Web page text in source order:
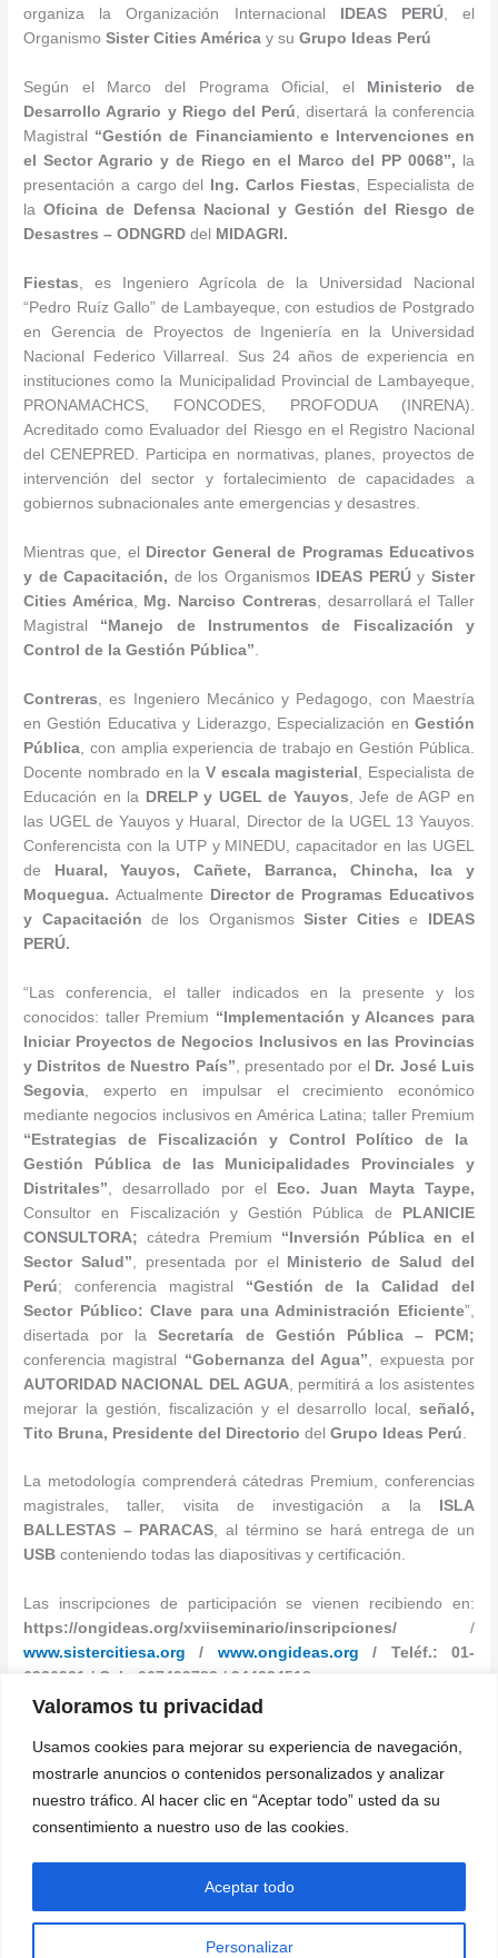
Valoramos tu privacidad
Usamos cookies para mejorar su experiencia de navegación,
mostrarle anuncios o contenidos personalizados y analizar
nuestro tráfico. Al hacer clic en “Aceptar todo” usted da su
consentimiento a nuestro uso de las cookies.
Personalizar
Aceptar todo
organiza la Organización Internacional
IDEAS PERÚ, el
OrganismoSister Cities América y suGrupo Ideas Perú
Según el Marco del Programa Oficial, el
Ministerio de
Desarrollo Agrario y Riego del Perú, disertará la conferencia
Magistral “Gestión de Financiamiento e Intervenciones en
el Sector Agrario y de Riego en el Marco del PP 0068”,
la
presentación a cargo del
Ing. Carlos Fiestas, Especialista de
laOficina de Defensa Nacional y Gestión del Riesgo de
Desastres – ODNGRD del MIDAGRI.
Fiestas , es Ingeniero Agrícola de la Universidad Nacional
“Pedro Ruíz Gallo” de Lambayeque, con estudios de Postgrado
en Gerencia de Proyectos de Ingeniería en la Universidad
Nacional Federico Villarreal. Sus 24 años de experiencia en
instituciones como la Municipalidad Provincial de Lambayeque,
PRONAMACHCS, FONCODES, PROFODUA (INRENA).
Acreditado como Evaluador del Riesgo en el Registro Nacional
del CENEPRED. Participa en normativas, planes, proyectos de
intervención del sector y fortalecimiento de capacidades a
gobiernos subnacionales ante emergencias y desastres.
Mientras que, el
Director General de Programas Educativos
y de Capacitación, de los OrganismosIDEAS PERÚy Sister
Cities América, Mg. Narciso Contreras , desarrollará el Taller
Magistral “ Manejo de Instrumentos de Fiscalización y
Control de la Gestión Pública”
Contreras , es Ingeniero Mecánico y Pedagogo, con Maestría
en Gestión Educativa y Liderazgo, Especialización en Gestión
Pública , con amplia experiencia de trabajo en Gestión Pública.
Docente nombrado en la V escala magisterial , Especialista de
Educación en la DRELP y UGEL de Yauyos , Jefe de AGP en
las UGEL de Yauyos y Huaral, Director de la UGEL 13 Yauyos.
Conferencista con la UTP y MINEDU, capacitador en las UGEL
de Huaral, Yauyos, Cañete, Barranca, Chincha, Ica y
Moquegua. Actualmente Director de Programas Educativos
y Capacitaciónde los OrganismosSister Cities e IDEAS
PERÚ.
“Las conferencia, el taller indicados en la presente y los
conocidos: taller Premium “Implementación y Alcances para
Iniciar Proyectos de Negocios Inclusivos en las Provincias
y Distritos de Nuestro País” , presentado por el Dr. José Luis
Segovia , experto en impulsar el crecimiento económico
mediante negocios inclusivos en América Latina; taller Premium
“Estrategias de Fiscalización y Control Político de la
Gestión Pública de las Municipalidades Provinciales y
Distritales” , desarrollado por el Eco. Juan Mayta Taype,
Consultor en Fiscalización y Gestión Pública de PLANICIE
CONSULTORA; cátedra Premium “Inversión Pública en el
Sector Salud” , presentada por el Ministerio de Salud del
Perú; conferencia magistral “Gestión de laCalidad del
Sector Público: Clave para una Administración Eficiente”,
disertada por laSecretaría de Gestión Pública – PCM;
conferencia magistral “Gobernanza del Agua” , expuesta por
AUTORIDAD NACIONAL DEL AGUA, permitirá a los asistentes
mejorar la gestión, fiscalización y el desarrollo local, señaló,
Tito Bruna, Presidente del Directorio delGrupo Ideas Perú
La metodología comprenderá cátedras Premium, conferencias
magistrales, taller, visita de investigación a laISLA
BALLESTAS – PARACAS, al término se hará entrega de un
USB conteniendo todas las diapositivas y certificación.
Las inscripciones de participación se vienen recibiendo en:
https://ongideas.org/xviiseminario/inscripciones/ /
www.sistercitiesa.org / www.ongideas.org / Teléf.: 01-
6936921 / Cel.: 967499783 / 944234518.
Grupo Ideas Perú
Teléf. 01 – 6936921
Cel.: 967499783